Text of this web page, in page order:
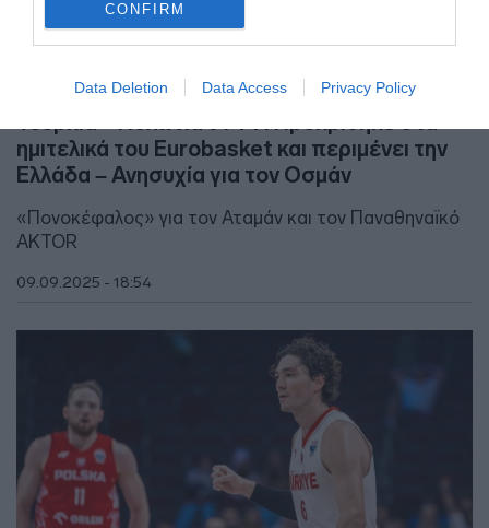
CONFIRM
Data Deletion Data Access Privacy Policy
ΑΘΛΗΤΙΚΑ
ημιτελικά του Eurobasket και περιμένει την
Ελλάδα – Ανησυχία για τον Οσμάν
«Πονοκέφαλος» για τον Αταμάν και τον Παναθηναϊκό
AKTOR
09.09.2025 - 18:54